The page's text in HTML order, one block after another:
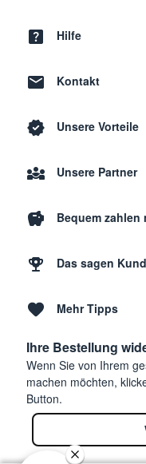
Hilfe
Kontakt
Unsere Vorteile
Unsere Partner
Bequem zahlen
Das sagen
Mehr Tipps
Ihre Bestellung
Wenn Sie von Ihrem
machen möchten,
Button.